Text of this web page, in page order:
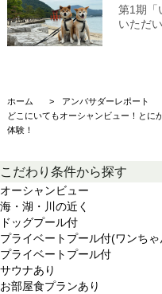
第1期「
いただ
ホーム
アンバサダーレポート
どこにいてもオーシャンビュー！とに
体験！
こだわり条件から探す
オーシャンビュー
海・湖・川の近く
ドッグプール付
プライベートプール付(ワンちゃ
プライベートプール付
サウナあり
お部屋食プランあり